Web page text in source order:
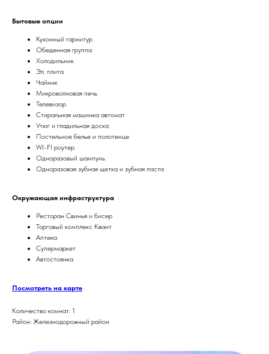
Бытовые опции
Кухонный гарнитур
Обеденная группа
Холодильник
Эл. плита
Чайник
Микроволновая печь
Телевизор
Стиральная машинка автомат
Утюг и гладильная доска
Постельное белье и полотенце
WI-FI роутер
Одноразовый шампунь
Одноразовая зубная щетка и зубная паста
Окружающая инфраструктура
Ресторан Свинья и бисер
Торговый комплекс Квант
Аптека
Супермаркет
Автостоянка
Посмотреть на карте
Количество комнат: 1
Район: Железнодорожный район